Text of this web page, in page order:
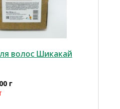
волос Шикакай
г